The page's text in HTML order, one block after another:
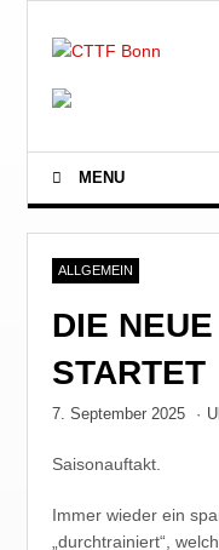
MENU
ALLGEMEIN
DIE
STARTET
7. September 2025 ·
Saisonauftakt.
Immer wieder ein
„durchtrainiert“,